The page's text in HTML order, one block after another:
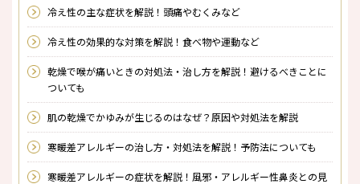
冷え性の主な症状を解説！頭痛やむくみなど
冷え性の効果的な対策を解説！食べ物や運動など
乾燥で喉が痛いときの対処法・治し方を解説！避けるべきことに
ついても
肌の乾燥でかゆみが生じるのはなぜ？原因や対処法を解説
寒暖差アレルギーの治し方・対処法を解説！予防法についても
寒暖差アレルギーの症状を解説！風邪・アレルギー性鼻炎との見